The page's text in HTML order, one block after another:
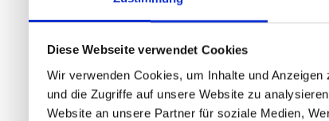
Diese Webseite verwendet Cookies
Wir verwenden Cookies, um Inhalte und
und die Zugriffe auf unsere Website zu
Website an unsere Partner für soziale Medien,